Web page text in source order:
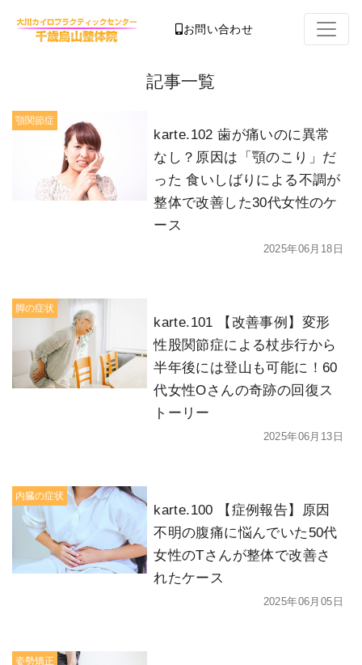
お問い合わせ
記事一覧
顎関節症
karte.102 歯が痛いのに異常
なし？原因は「顎のこり」だ
った 食いしばりによる不調が
整体で改善した30代女性のケ
ース
2025年06月18日
脚の症状
karte.101 【改善事例】変形
性股関節症による杖歩行から
半年後には登山も可能に！60
代女性Oさんの奇跡の回復ス
トーリー
2025年06月13日
内臓の症状
karte.100 【症例報告】原因
不明の腹痛に悩んでいた50代
女性のTさんが整体で改善さ
れたケース
2025年06月05日
姿勢矯正